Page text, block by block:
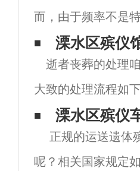
择了殡葬服务这个
业，
而，由于频率不是
别的理解。对于死
仪式。因此，在参
溧水区殡仪
逝者丧葬的处理
大致的处理流程如
寄存殡仪馆。决定
殡仪馆电话，告诉
寄存自己家里。在
溧水区殡仪
正规的运送遗体
呢？相关国家规定